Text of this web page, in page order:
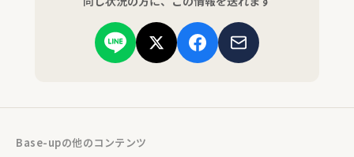
Base-upの他のコンテンツ